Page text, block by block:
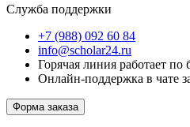
Служба поддержки
+7 (988) 092 60 84
info@scholar24.ru
Горячая линия работает
Онлайн-поддержка в чате
Форма заказа